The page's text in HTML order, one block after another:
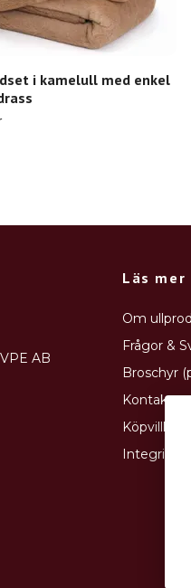
i kamelull med enkel
AB
Läs mer
Om
Frågor &
Broschyr
Kontakt
Köpvillkor